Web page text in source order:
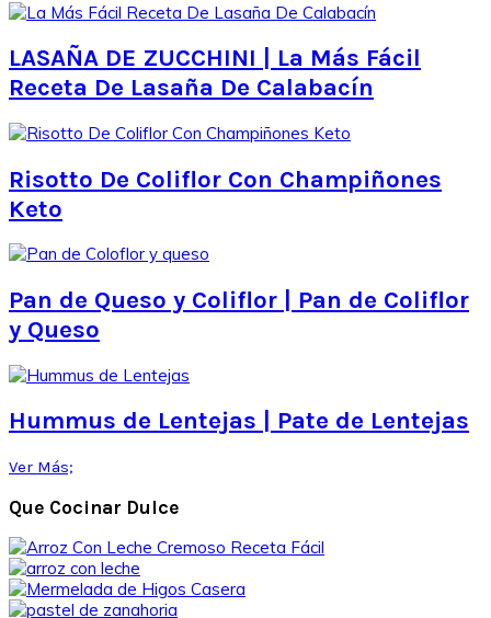
LASAÑA DE ZUCCHINI | La Más Fácil
Receta De Lasaña De Calabacín
Risotto De Coliflor Con Champiñones
Keto
Pan de Queso y Coliflor | Pan de Coliflor
y Queso
Hummus de Lentejas | Pate de Lentejas
Ver Más;
Que Cocinar Dulce